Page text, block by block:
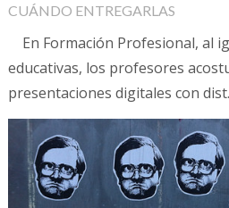
CUÁNDO ENTREGARLAS
En Formación Profesional, al
educativas, los profesores
presentaciones digitales con